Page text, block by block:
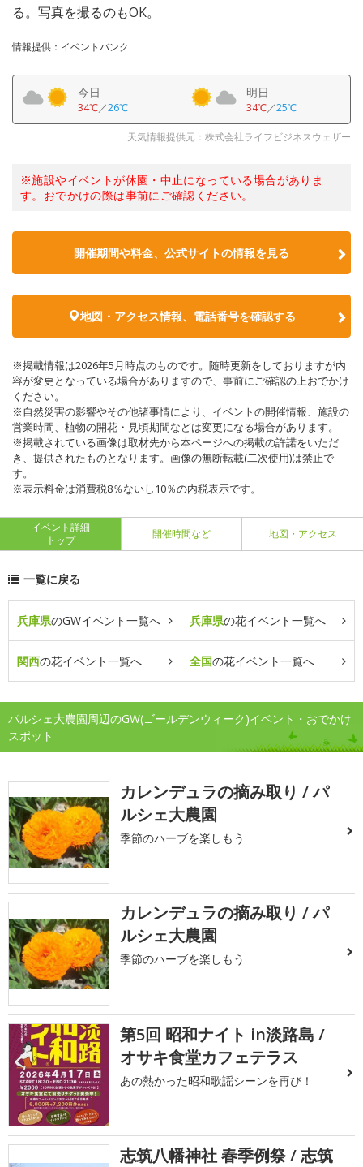
る。写真を撮るのもOK。
情報提供：イベントバンク
今日
34℃／26℃
明日
34℃／25℃
天気情報提供元：株式会社ライフビジネスウェザー
※施設やイベントが休園・中止になっている場合がありま
す。おでかけの際は事前にご確認ください。
開催期間や料金、公式サイトの情報を見る
地図・アクセス情報、電話番号を確認する
※掲載情報は2026年5月時点のものです。随時更新をしておりますが内
容が変更となっている場合がありますので、事前にご確認の上おでかけ
ください。
※自然災害の影響やその他諸事情により、イベントの開催情報、施設の
営業時間、植物の開花・見頃期間などは変更になる場合があります。
※掲載されている画像は取材先から本ページへの掲載の許諾をいただ
き、提供されたものとなります。画像の無断転載(二次使用)は禁止で
す。
※表示料金は消費税8％ないし10％の内税表示です。
イベント詳細
トップ
開催時間など 地図・アクセス
一覧に戻る
兵庫県のGWイベント一覧へ 兵庫県の花イベント一覧へ
関西の花イベント一覧へ 全国の花イベント一覧へ
パルシェ大農園周辺のGW(ゴールデンウィーク)イベント・おでかけ
スポット
カレンデュラの摘み取り / パ
ルシェ大農園
季節のハーブを楽しもう
カレンデュラの摘み取り / パ
ルシェ大農園
季節のハーブを楽しもう
第5回 昭和ナイト in淡路島 /
オサキ食堂カフェテラス
あの熱かった昭和歌謡シーンを再び！
志筑八幡神社 春季例祭 / 志筑